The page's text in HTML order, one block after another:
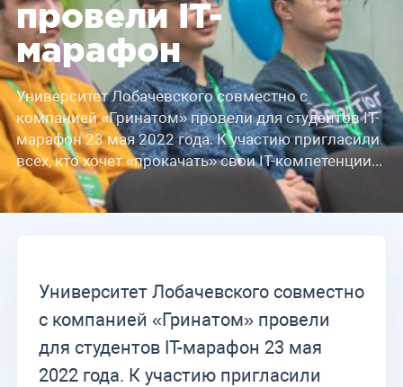
провели IT-
марафон
Университет Лобачевского совместно с
компанией «Гринатом» провели для студентов IT-
марафон 23 мая 2022 года. К участию пригласили
всех, кто хочет «прокачать» свои IT-компетенции...
Университет Лобачевского совместно
с компанией «Гринатом» провели
для студентов IT-марафон 23 мая
2022 года. К участию пригласили